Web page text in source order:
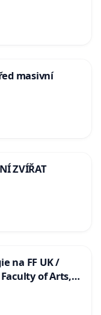
masivní
ZVÍŘAT
na FF UK /
of Arts,